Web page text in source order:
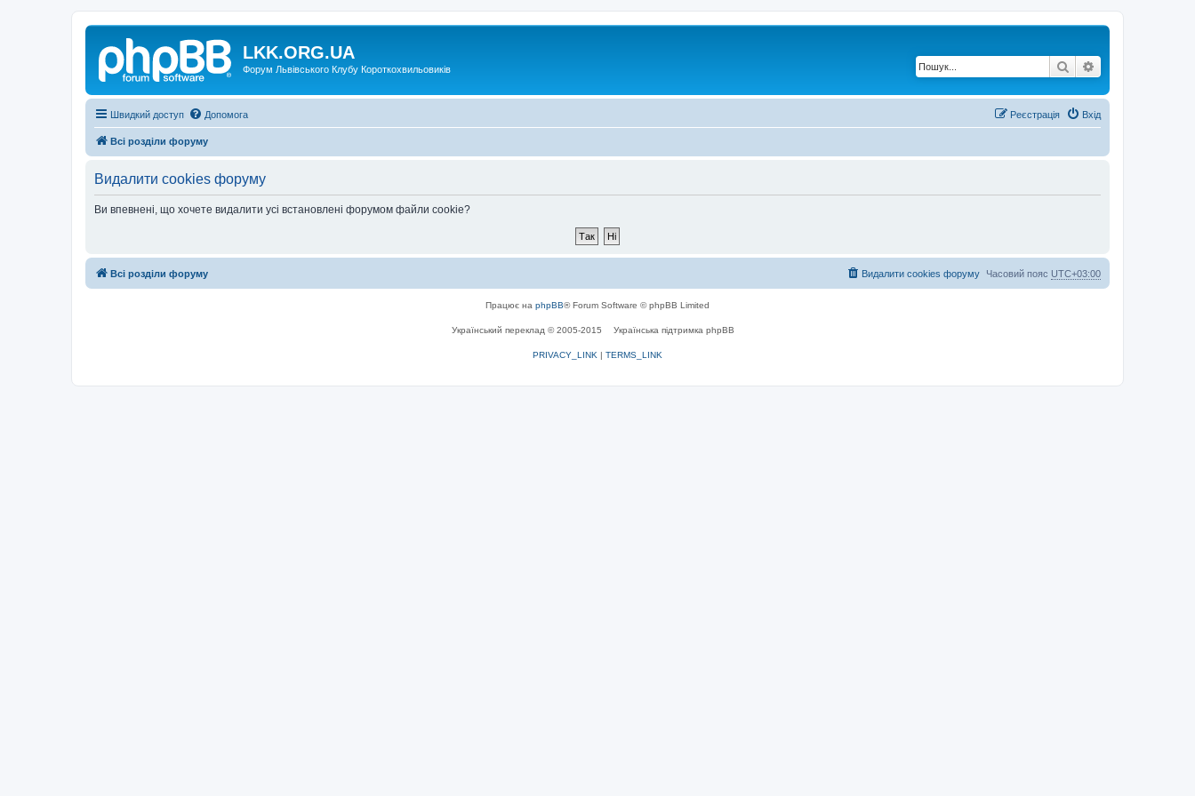
LKK.ORG.UA
Форум Львівського Клубу Короткохвильовиків Пошук
Швидкий доступ Допомога Вхід
Реєстрація
Всі розділи форуму
Видалити cookies форуму
Ви впевнені, що хочете видалити усі встановлені форумом файли cookie?
Всі розділи форуму Часовий пояс UTC+03:00
Видалити cookies форуму
Працює на phpBB® Forum Software © phpBB Limited
Український переклад © 2005-2015 Українська підтримка phpBB
PRIVACY_LINK | TERMS_LINK